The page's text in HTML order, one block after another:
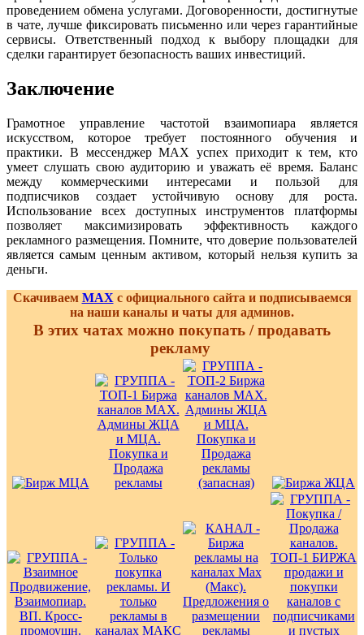
проведением обмена услугами. Договоренности, достигнутые
в чате, лучше фиксировать письменно или через гарантийные
сервисы. Ответственный подход к выбору площадки для
сделки гарантирует безопасность ваших инвестиций.
Заключение
Грамотное управление частотой взаимопиара является
искусством, которое требует постоянного обучения и
практики. В мессенджер MAX успех приходит к тем, кто
умеет слушать свою аудиторию и уважать её время. Баланс
между коммерческими интересами и пользой для
подписчиков создает устойчивую основу для роста.
Использование всех доступных инструментов платформы
позволяет максимизировать эффективность каждого
рекламного размещения. Помните, что доверие пользователей
является самым ценным активом, который нельзя купить за
деньги.
Скачиваем MAX с официального сайта и подписываемся
на наши каналы и чаты для админов.
В этих чатах можно покупать / продавать
рекламу